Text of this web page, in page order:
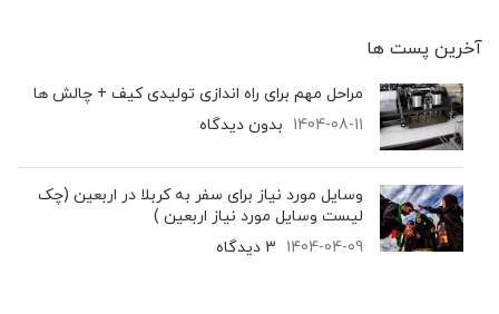
آخرین پست‌ ها
مراحل مهم برای راه اندازی تولیدی کیف + چالش ها
1404-08-11 بدون دیدگاه
وسایل مورد نیاز برای سفر به کربلا در اربعین (چک
لیست وسایل مورد نیاز اربعین )
1404-04-09 3 دیدگاه